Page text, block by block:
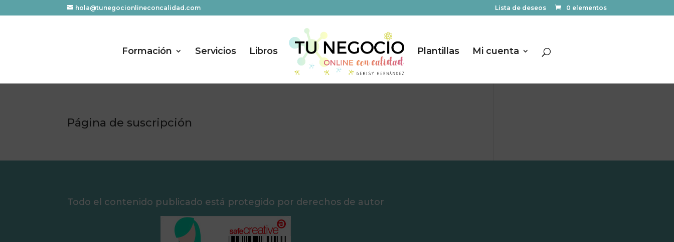
hola@tunegocionlineconcalidad.com Lista de deseos 0 elementos
Formación Servicios Libros Plantillas Mi cuenta
Página de suscripción
Todo el contenido publicado está protegido por derechos de autor